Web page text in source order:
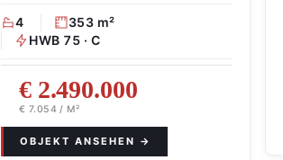
seltene …
4
353 m²
HWB 75 · C
€ 2.490.000
€ 7.054 / M²